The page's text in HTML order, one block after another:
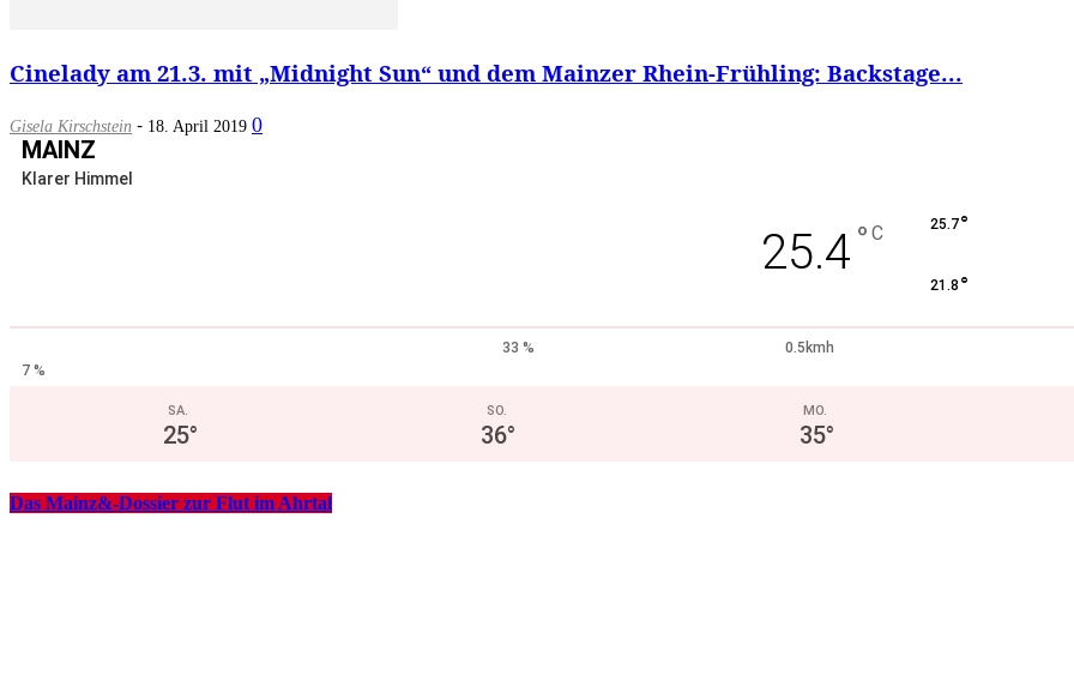
Cinelady am 21.3. mit „Midnight Sun“ und dem Mainzer Rhein-Frühling: Backstage...
Gisela Kirschstein - 18. April 2019 0
MAINZ
Klarer Himmel
25.4 ° C 25.7°
21.8 °
33 %
0.5kmh
7 %
SA.
25°
SO.
36°
MO.
35°
Das Mainz&-Dossier zur Flut im Ahrtal